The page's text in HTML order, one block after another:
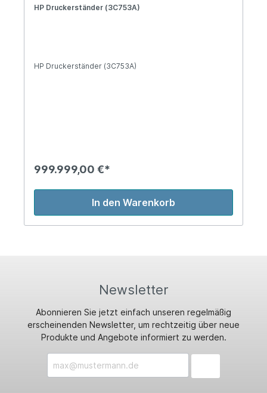
HP Druckerständer (3C753A)
HP Druckerständer (3C753A)
999.999,00 €*
In den Warenkorb
Newsletter
Abonnieren Sie jetzt einfach unseren regelmäßig
erscheinenden Newsletter, um rechtzeitig über neue
Produkte und Angebote informiert zu werden.